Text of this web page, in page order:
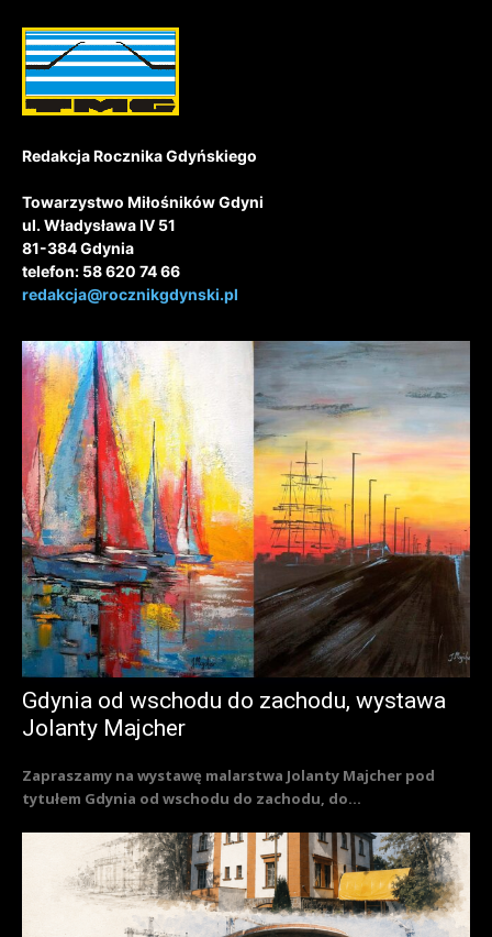
Redakcja Rocznika Gdyńskiego
Towarzystwo Miłośników Gdyni
ul. Władysława IV 51
81-384 Gdynia
telefon: 58 620 74 66
redakcja@rocznikgdynski.pl
Gdynia od wschodu do zachodu, wystawa
Jolanty Majcher
Zapraszamy na wystawę malarstwa Jolanty Majcher pod
tytułem Gdynia od wschodu do zachodu, do...